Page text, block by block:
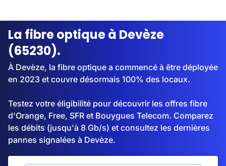
Streaming
La fibre optique à Devèze
(65230).
À Devèze, la fibre optique a commencé à être déployée
en 2023 et couvre désormais 100% des locaux.
Testez votre éligibilité pour découvrir les offres fibre
d'Orange, Free, SFR et Bouygues Telecom. Comparez
les débits (jusqu'à 8 Gb/s) et consultez les dernières
pannes signalées à Devèze.